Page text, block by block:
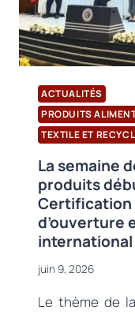
ACTUALITÉS
PRODUITS
TEXTILE ET
La semaine
produits
Certification
d’ouverture
international
juin 9, 2026
Le thème de